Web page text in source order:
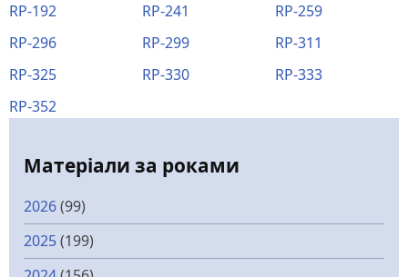
RP-192
RP-241
RP-259
RP-296
RP-299
RP-311
RP-325
RP-330
RP-333
RP-352
Матеріали за роками
2026(99)
2025(199)